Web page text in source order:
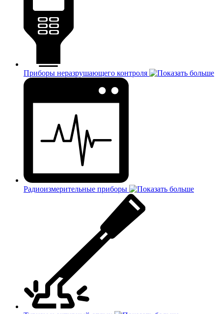
Приборы неразрушающего контроля
Радиоизмерительные приборы